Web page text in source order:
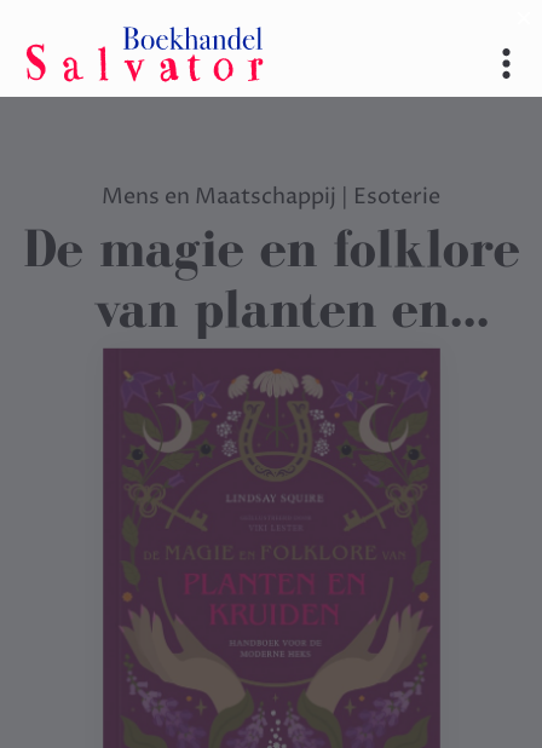
Mens en Maatschappij | Esoterie
De magie en folklore
van planten en
kruiden